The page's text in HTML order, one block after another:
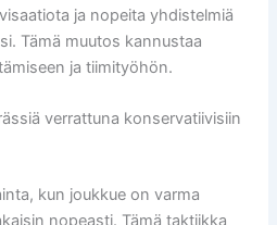
ja nopeita yhdistelmiä
Tämä muutos kannustaa
ja tiimityöhön.
verrattuna konservatiivisiin
kun joukkue on varma
nopeasti. Tämä taktiikka